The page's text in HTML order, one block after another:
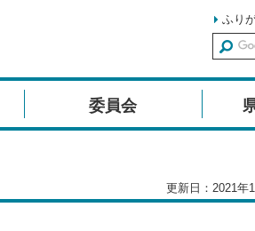
ふり
検
委員会
更新日：2021年